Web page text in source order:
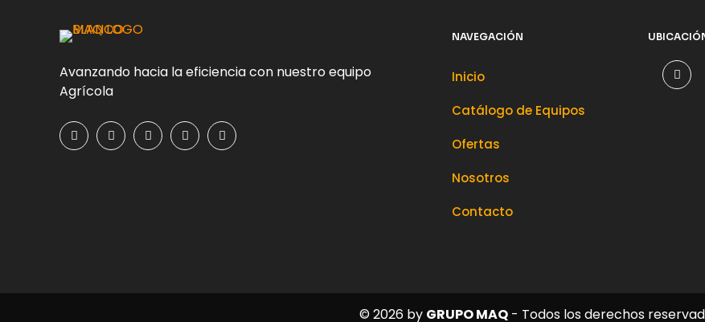
Avanzando hacia la eficiencia con nuestro equipo
Agrícola
NAVEGACIÓN
Inicio
Catálogo de Equipos
Ofertas
Nosotros
Contacto
© 2026 by GRUPOMAQ- Todos los derechos